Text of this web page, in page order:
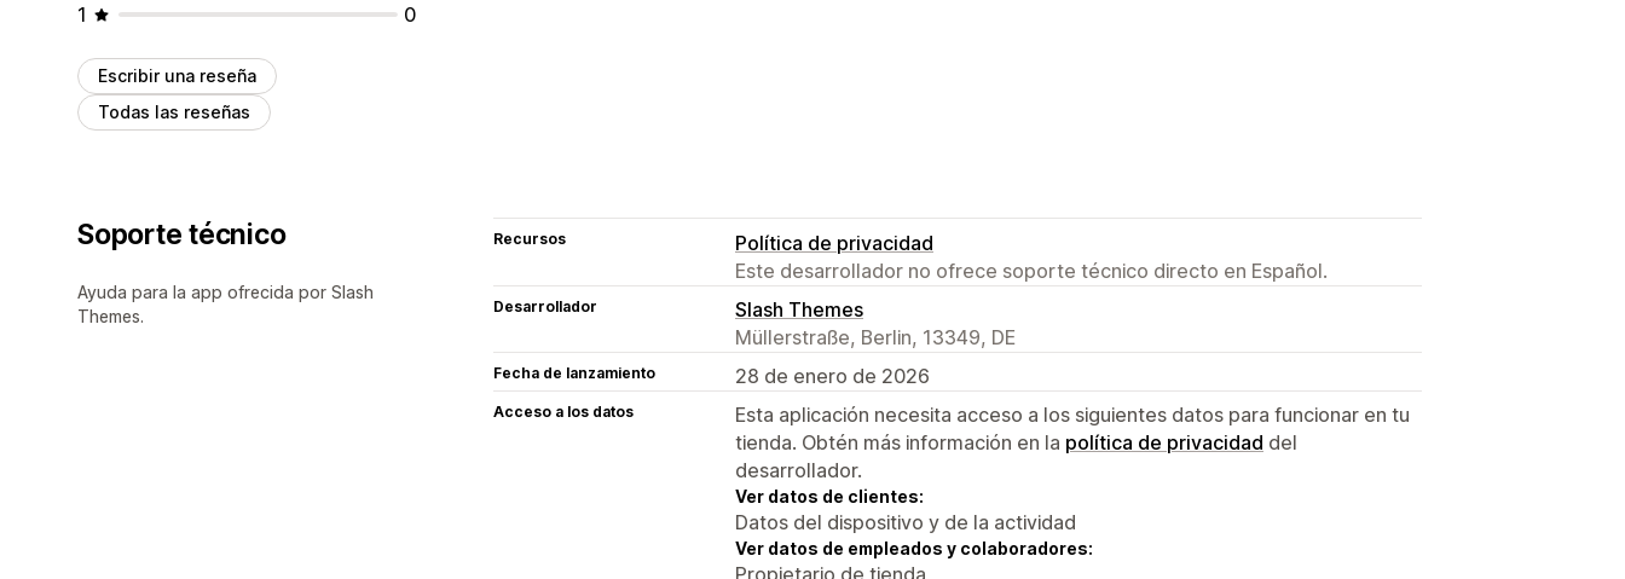
1
0
Escribir una reseña
Todas las reseñas
Soporte técnico
Ayuda para la app ofrecida por Slash
Themes.
Recursos
Política de privacidad
Este desarrollador no ofrece soporte técnico directo en Español.
Desarrollador
Slash Themes
Müllerstraße, Berlin, 13349, DE
Fecha de lanzamiento 28 de enero de 2026
Acceso a los datos
Esta aplicación necesita acceso a los siguientes datos para funcionar en tu
tienda. Obtén más información en la política de privacidad del
desarrollador.
Ver datos de clientes:
Datos del dispositivo y de la actividad
Ver datos de empleados y colaboradores:
Propietario de tienda